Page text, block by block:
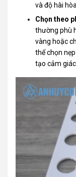
và độ hài
Chọn theo
thường phù
vàng hoặc
thể chọn
tạo cảm